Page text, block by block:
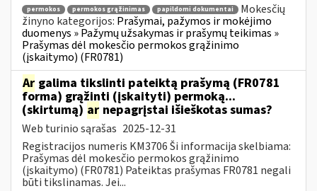
permokos permokos grąžinimas papildomi dokumentai
Mokesčių
žinyno kategorijos: Prašymai, pažymos ir mokėjimo
duomenys » Pažymų užsakymas ir prašymų teikimas »
Prašymas dėl mokesčio permokos grąžinimo
(įskaitymo) (FR0781)
Ar galima tikslinti pateiktą prašymą (FR0781
forma) grąžinti (įskaityti) permoką...
(skirtumą) ar nepagrįstai išieškotas sumas?
Web turinio sąrašas 2025-12-31
Registracijos numeris KM3706 Ši informacija skelbiama:
Prašymas dėl mokesčio permokos grąžinimo
(įskaitymo) (FR0781) Pateiktas prašymas FR0781 negali
būti tikslinamas. Jei...